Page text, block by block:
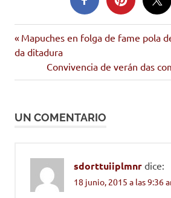
Navegación
Entrada
anterior:
Mapuches en folga de fame pola
da ditadura
Siguiente
entrada:
Convivencia de verán das
UN COMENTARIO
sdorttuiiplmnr dice:
18 junio, 2015 a las 9:36